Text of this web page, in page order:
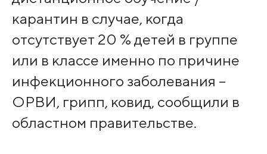
карантин в случае, когда
отсутствует 20 % детей в группе
или в классе именно по причине
инфекционного заболевания –
ОРВИ, грипп, ковид, сообщили в
областном правительстве.